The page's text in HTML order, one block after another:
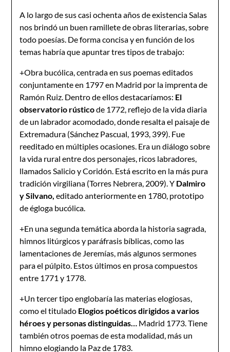
A lo largo de sus casi ochenta años de existencia Salas
nos brindó un buen ramillete de obras literarias, sobre
todo poesías. De forma concisa y en función de los
temas habría que apuntar tres tipos de trabajo:
+Obra bucólica, centrada en sus poemas editados
conjuntamente en 1797 en Madrid por la imprenta de
Ramón Ruiz. Dentro de ellos destacaríamos: El
observatorio rústicode 1772, reflejo de la vida diaria
de un labrador acomodado, donde resalta el paisaje de
Extremadura (Sánchez Pascual, 1993, 399). Fue
reeditado en múltiples ocasiones. Era un diálogo sobre
la vida rural entre dos personajes, ricos labradores,
llamados Salicio y Coridón. Está escrito en la más pura
tradición virgiliana (Torres Nebrera, 2009). Y Dalmiro
y Silvano,editado anteriormente en 1780, prototipo
de égloga bucólica.
+En una segunda temática aborda la historia sagrada,
himnos litúrgicos y paráfrasis bíblicas, como las
lamentaciones de Jeremías, más algunos sermones
para el púlpito. Estos últimos en prosa compuestos
entre 1771 y 1778.
+Un tercer tipo englobaría las materias elogiosas,
como el titulado Elogios poéticos dirigidos a varios
héroes y personas distinguidas… Madrid 1773. Tiene
también otros poemas de esta modalidad, más un
himno elogiando la Paz de 1783.